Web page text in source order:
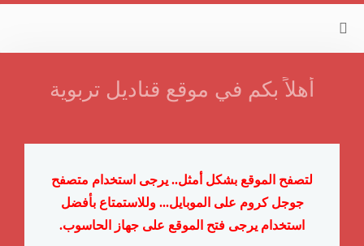
أهلاً بكم في موقع قناديل تربوية
لتصفح الموقع بشكل أمثل.. يرجى استخدام متصفح
جوجل كروم على الموبايل...وللاستمتاع بأفضل
استخدام يرجى فتح الموقع على جهاز الحاسوب.